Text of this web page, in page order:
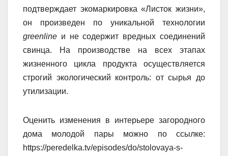
подтверждает экомаркировка «Листок жизни»,
он произведен по уникальной технологии
greenline и не содержит вредных соединений
свинца. На производстве на всех этапах
жизненного цикла продукта осуществляется
строгий экологический контроль: от сырья до
утилизации.
Оценить изменения в интерьере загородного
дома молодой пары можно по ссылке:
https://peredelka.tv/episodes/do/stolovaya-s-